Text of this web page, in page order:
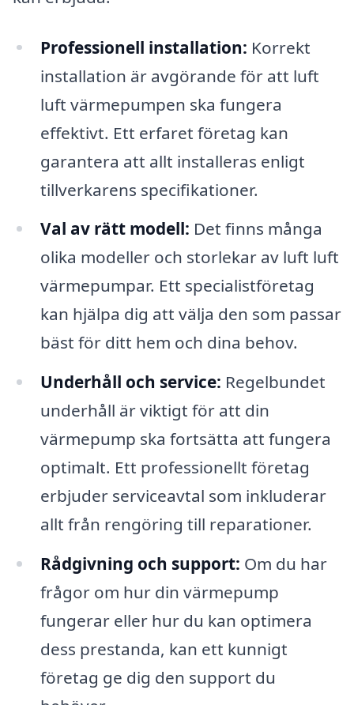
Professionell installation: Korrekt
installation är avgörande för att luft
luft värmepumpen ska fungera
effektivt. Ett erfaret företag kan
garantera att allt installeras enligt
tillverkarens specifikationer.
Val av rätt modell: Det finns många
olika modeller och storlekar av luft luft
värmepumpar. Ett specialistföretag
kan hjälpa dig att välja den som passar
bäst för ditt hem och dina behov.
Underhåll och service: Regelbundet
underhåll är viktigt för att din
värmepump ska fortsätta att fungera
optimalt. Ett professionellt företag
erbjuder serviceavtal som inkluderar
allt från rengöring till reparationer.
Rådgivning och support: Om du har
frågor om hur din värmepump
fungerar eller hur du kan optimera
dess prestanda, kan ett kunnigt
företag ge dig den support du